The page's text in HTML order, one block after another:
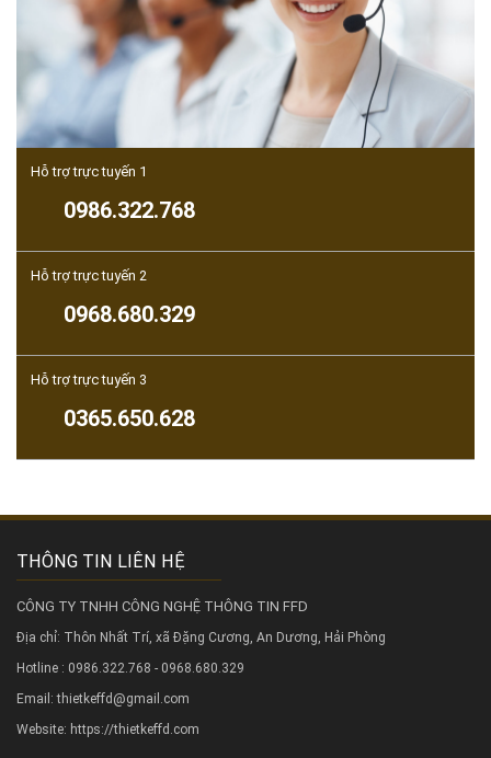
Hỗ trợ trực tuyến 1
0986.322.768
Hỗ trợ trực tuyến 2
0968.680.329
Hỗ trợ trực tuyến 3
0365.650.628
THÔNG TIN LIÊN HỆ
CÔNG TY TNHH CÔNG NGHỆ THÔNG TIN FFD
Địa chỉ: Thôn Nhất Trí, xã Đặng Cương, An Dương, Hải Phòng
Hotline : 0986.322.768 - 0968.680.329
Email: thietkeffd@gmail.com
Website: https://thietkeffd.com